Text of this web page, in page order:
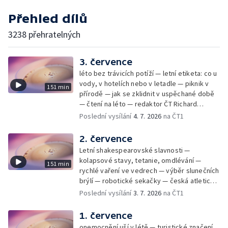
Přehled dílů
3238 přehratelných
151 min
3. července
léto bez trávicích potíží — letní etiketa: co u
vody, v hotelích nebo v letadle — piknik v
přírodě — jak se zklidnit v uspěchané době
— čtení na léto — redaktor ČT Richard
Samko
Poslední vysílání4. 7. 2026 na ČT1
151 min
2. července
Letní shakespearovské slavnosti —
kolapsové stavy, tetanie, omdlévání —
rychlé vaření ve vedrech — výběr slunečních
brýlí — robotické sekačky — česká atletická
rekordmanka — psí seriál: výmarský
Poslední vysílání3. 7. 2026 na ČT1
1. července